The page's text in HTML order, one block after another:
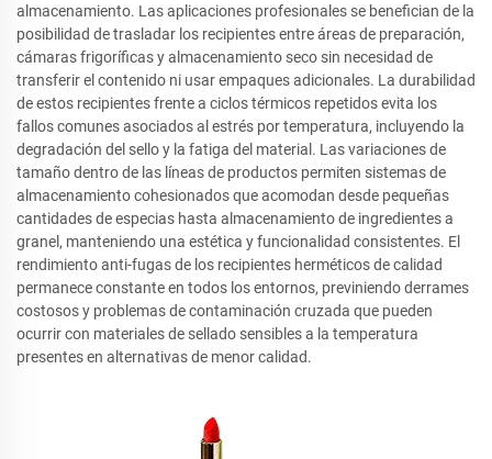
almacenamiento. Las aplicaciones profesionales se benefician de la
posibilidad de trasladar los recipientes entre áreas de preparación,
cámaras frigoríficas y almacenamiento seco sin necesidad de
transferir el contenido ni usar empaques adicionales. La durabilidad
de estos recipientes frente a ciclos térmicos repetidos evita los
fallos comunes asociados al estrés por temperatura, incluyendo la
degradación del sello y la fatiga del material. Las variaciones de
tamaño dentro de las líneas de productos permiten sistemas de
almacenamiento cohesionados que acomodan desde pequeñas
cantidades de especias hasta almacenamiento de ingredientes a
granel, manteniendo una estética y funcionalidad consistentes. El
rendimiento anti-fugas de los recipientes herméticos de calidad
permanece constante en todos los entornos, previniendo derrames
costosos y problemas de contaminación cruzada que pueden
ocurrir con materiales de sellado sensibles a la temperatura
presentes en alternativas de menor calidad.